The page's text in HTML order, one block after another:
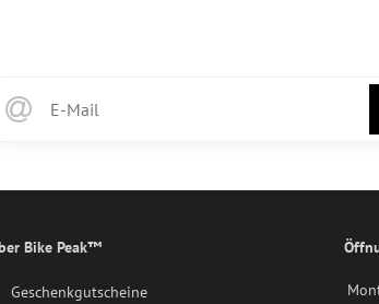
Bike Peak™
Geschenkgutscheine